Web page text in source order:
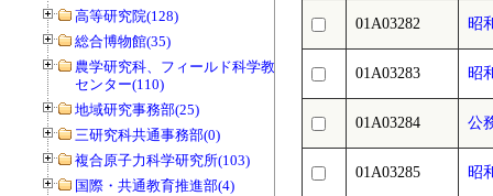
高等研究院(128)
総合博物館(35)
農学研究科、フィールド科学教育研究
センター(110)
地域研究事務部(25)
三研究科共通事務部(0)
複合原子力科学研究所(103)
国際・共通教育推進部(4)
01A03282 昭
01A03283 昭
01A03284 公
01A03285 昭